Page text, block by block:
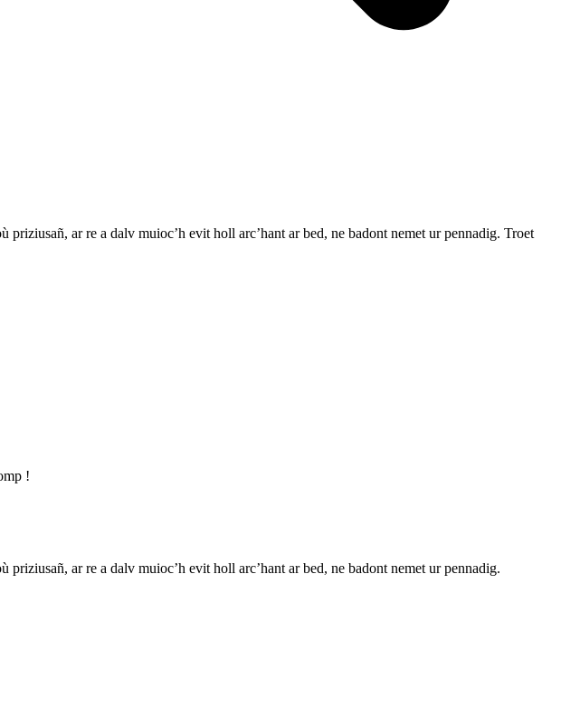
ar re a dalv muioc’h evit holl arc’hant ar bed, ne badont nemet ur pennadig. Troet
!
ar re a dalv muioc’h evit holl arc’hant ar bed, ne badont nemet ur pennadig.